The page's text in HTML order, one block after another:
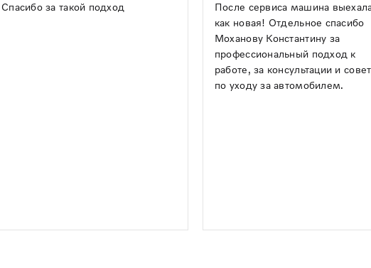
Спасибо за такой подход
После сервиса машина
как новая! Отдельное спасибо
Моханову Константину за
профессиональный подход к
работе, за консультации и
по уходу за автомобилем.